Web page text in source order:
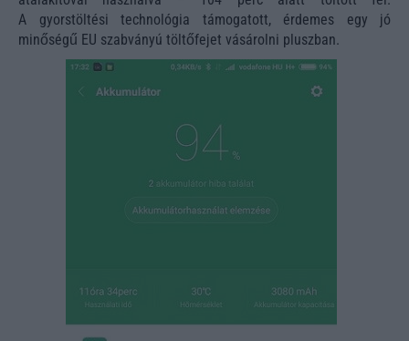
A gyorstöltési technológia támogatott, érdemes egy jó
minőségű EU szabványú töltőfejet vásárolni pluszban.